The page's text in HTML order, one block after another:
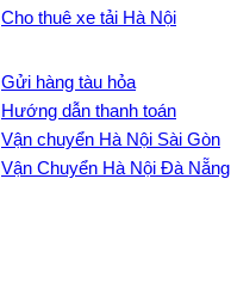
Cho thuê xe tải Hà Nội
Gửi hàng tàu hỏa
Hướng dẫn thanh toán
Vận chuyển Hà Nội Sài Gòn
Vận Chuyển Hà Nội Đà Nẵng